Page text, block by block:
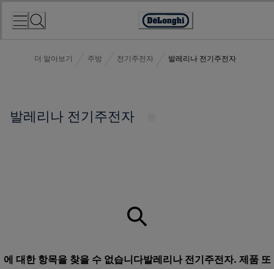
Accessibility
더 알아보기 주방 전기주전자 발레리나 전기주전자
발레리나 전기주전자
에 대한 항목을 찾을 수 없습니다발레리나 전기주전자. 제품 또